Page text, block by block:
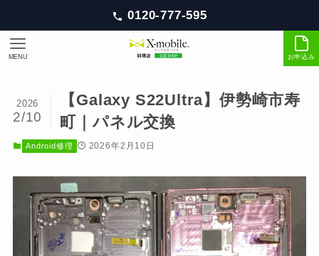
0120-777-595
お申込み
MENU
【Galaxy S22Ultra】伊勢崎市寿
町｜パネル交換
2026
2/10
Android修理 2026年2月10日